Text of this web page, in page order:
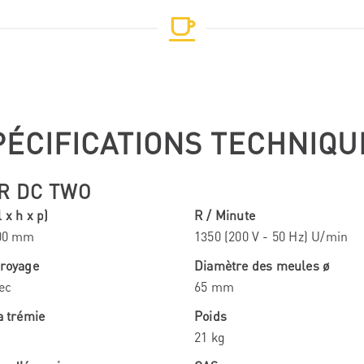
DC TWO
x h x p)
mm
trémie
R / Minute
1350 (200 V - 50 Hz) U/min
Diamètre des meules ø
65 mm
Poids
21 kg